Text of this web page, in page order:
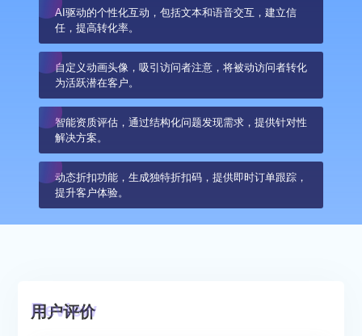
AI驱动的个性化互动，包括文本和语音交互，建立信
任，提高转化率。
自定义动画头像，吸引访问者注意，将被动访问者转化
为活跃潜在客户。
智能资质评估，通过结构化问题发现需求，提供针对性
解决方案。
动态折扣功能，生成独特折扣码，提供即时订单跟踪，
提升客户体验。
用户评价